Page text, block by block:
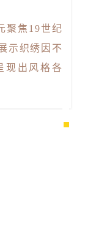
聚焦19世纪
示织绣因不
现出风格各